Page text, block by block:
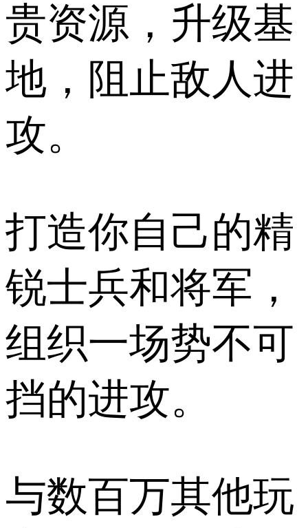
贵资源，升级基
地，阻止敌人进
攻。
打造你自己的精
锐士兵和将军，
组织一场势不可
挡的进攻。
与数百万其他玩